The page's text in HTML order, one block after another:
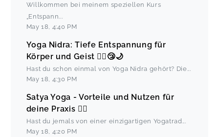
Willkommen bei meinem speziellen Kurs
„Entspann...
May 18 4:40 PM
Yoga Nidra: Tiefe Entspannung für
Körper und Geist 🧘‍♀️😴🌙
Hast du schon einmal von Yoga Nidra gehört? Die...
May 18 4:30 PM
Satya Yoga - Vorteile und Nutzen für
deine Praxis 🧘‍♀️
Hast du jemals von einer einzigartigen Yogatrad ...
May 18 4:20 PM